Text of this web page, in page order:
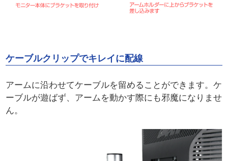
ケーブルクリップでキレイに配線
アームに沿わせてケーブルを留めることができます。ケ
ーブルが遊ばず、アームを動かす際にも邪魔になりませ
ん。